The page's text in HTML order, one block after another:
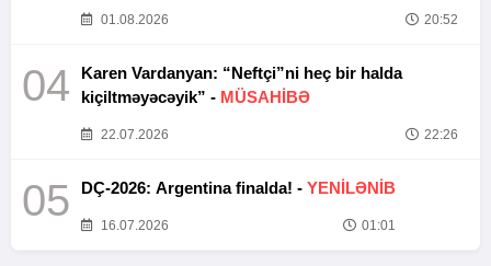
01.08.2026 20:52
04
Karen Vardanyan: “Neftçi”ni heç bir halda
kiçiltməyəcəyik” - MÜSAHİBƏ
22.07.2026 22:26
05 DÇ-2026: Argentina finalda! - YENİLƏNİB
16.07.2026 01:01